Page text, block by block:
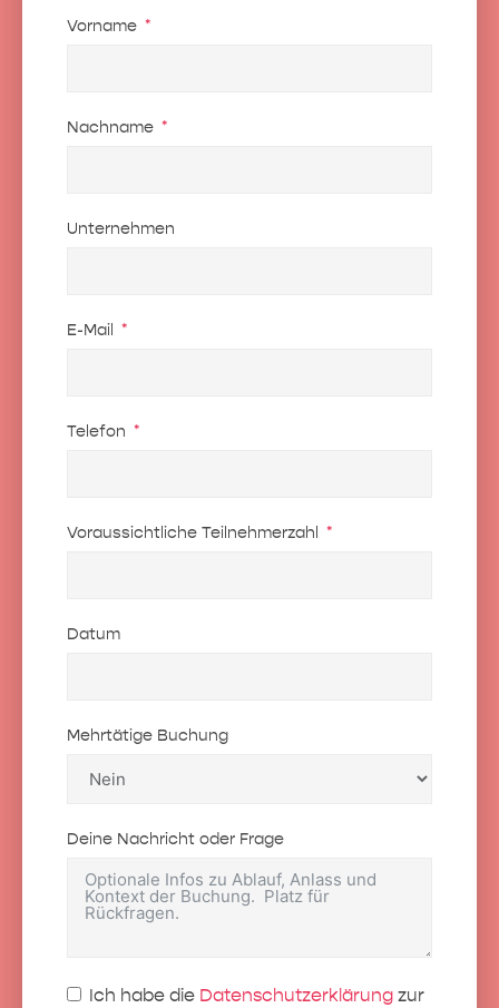
Vorname
Nachname
Unternehmen
E-Mail
Telefon
Voraussichtliche Teilnehmerzahl
Datum
Mehrtätige Buchung
Deine Nachricht oder Frage
Ich habe die Datenschutzerklärung zur